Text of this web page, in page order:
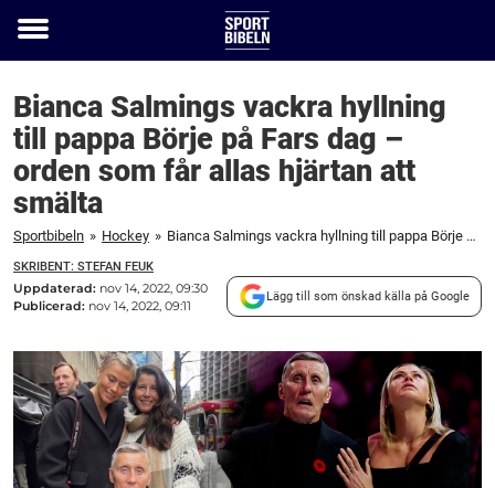
Toggle
Bianca Salmings vackra hyllning
till pappa Börje på Fars dag –
orden som får allas hjärtan att
smälta
Sportbibeln » Hockey » Bianca Salmings vackra hyllning till pappa Börje på Fars dag – orden som får allas hjärtan att smälta
SKRIBENT: STEFAN FEUK
Uppdaterad: nov 14, 2022, 09:30
Publicerad: nov 14, 2022, 09:11
Lägg till som önskad källa på Google